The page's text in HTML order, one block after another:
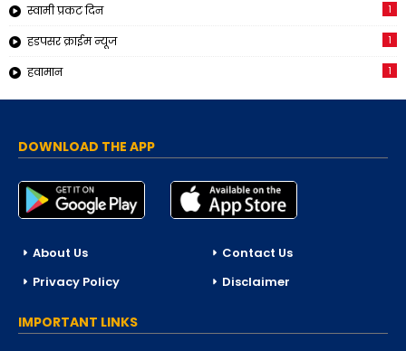
स्वामी प्रकट दिन 1
हडपसर क्राईम न्यूज 1
हवामान 1
DOWNLOAD THE APP
About Us
Contact Us
Privacy Policy
Disclaimer
IMPORTANT LINKS